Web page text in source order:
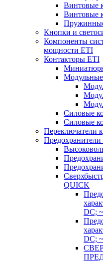
Винтовые
Винтовые
Кнопки и
Компоненты
мощности ETI
Контакторы ETI
Силовые
Силовые
Переключатели
QUICK
DC;
DC;